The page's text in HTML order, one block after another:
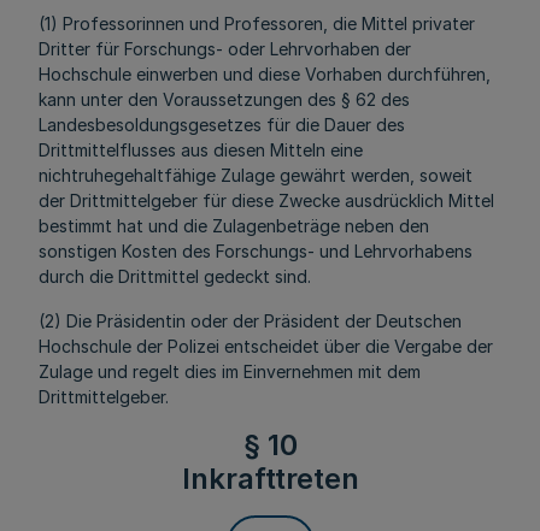
(1) Professorinnen und Professoren, die Mittel privater
Dritter für Forschungs- oder Lehrvorhaben der
Hochschule einwerben und diese Vorhaben durchführen,
kann unter den Voraussetzungen des § 62 des
Landesbesoldungsgesetzes für die Dauer des
Drittmittelflusses aus diesen Mitteln eine
nichtruhegehaltfähige Zulage gewährt werden, soweit
der Drittmittelgeber für diese Zwecke ausdrücklich Mittel
bestimmt hat und die Zulagenbeträge neben den
sonstigen Kosten des Forschungs- und Lehrvorhabens
durch die Drittmittel gedeckt sind.
(2) Die Präsidentin oder der Präsident der Deutschen
Hochschule der Polizei entscheidet über die Vergabe der
Zulage und regelt dies im Einvernehmen mit dem
Drittmittelgeber.
§ 10
Inkrafttreten